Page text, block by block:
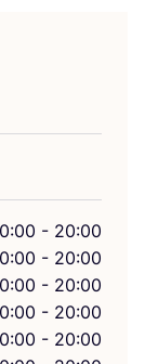
- 20:00
- 20:00
- 20:00
- 20:00
- 20:00